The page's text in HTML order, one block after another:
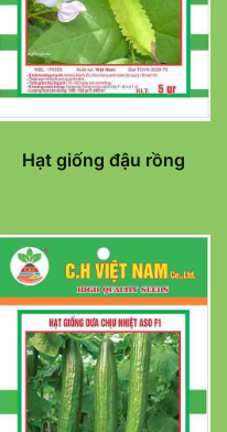
Hạt giống đậu rồng